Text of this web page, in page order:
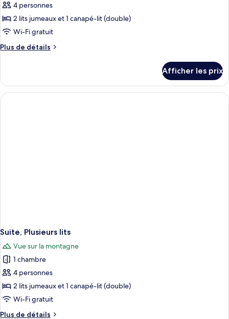
4 personnes
2 lits jumeaux et 1 canapé-lit (double)
Wi-Fi gratuit
Plus de détails
Plus
Suite,
Plusieurs
lits,
Afficher les prix
Suite, Plusieurs lits
Vue sur la montagne
1 chambre
4 personnes
2 lits jumeaux et 1 canapé-lit (double)
Wi-Fi gratuit
Plus de détails
Plus